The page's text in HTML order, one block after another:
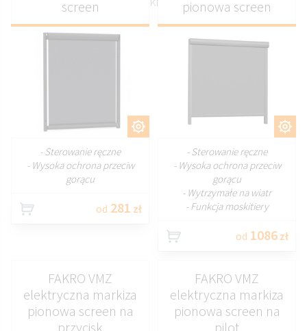
DOSTOSUJ
screen
- Sterowanie ręczne
- Wysoka ochrona przeciw
gorącu
od 281 zł
DOSTOSUJ
pionowa screen
- Sterowanie ręczne
- Wysoka ochrona przeciw
gorącu
- Wytrzymałe na wiatr
- Funkcja moskitiery
od 1086 zł
FAKRO VMZ
elektryczna markiza
pionowa screen na
przycisk
FAKRO VMZ
elektryczna markiza
pionowa screen na
pilot